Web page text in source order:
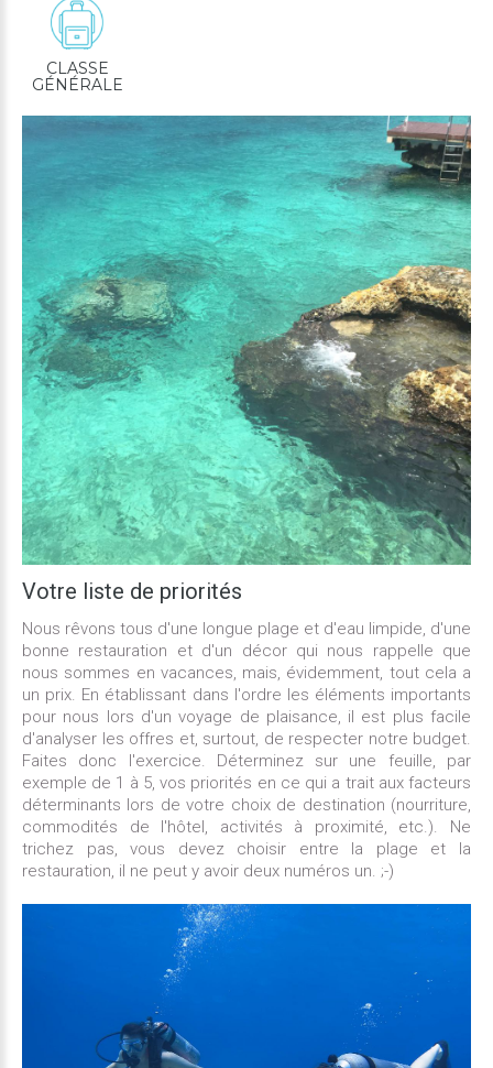
CLASSE
GÉNÉRALE
Votre liste de priorités
​Nous rêvons tous d'une longue plage et d'eau limpide, d'une
bonne restauration et d'un décor qui nous rappelle que
nous sommes en vacances, mais, évidemment, tout cela a
un prix. En établissant dans l'ordre les éléments importants
pour nous lors d'un voyage de plaisance, il est plus facile
d'analyser les offres et, surtout, de respecter notre budget.
Faites donc l'exercice. Déterminez sur une feuille, par
exemple de 1 à 5, vos priorités en ce qui a trait aux facteurs
déterminants lors de votre choix de destination (nourriture,
commodités de l'hôtel, activités à proximité, etc.). Ne
trichez pas, vous devez choisir entre la plage et la
restauration, il ne peut y avoir deux numéros un. ;-)